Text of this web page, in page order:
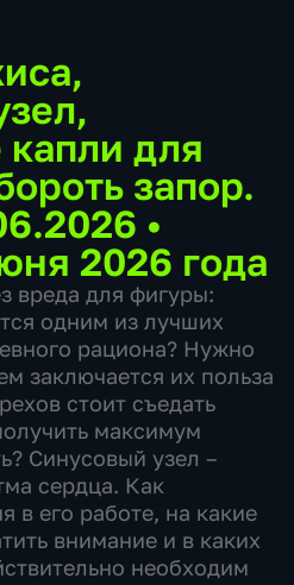
для
запор.
•
2026 года
вреда для фигуры:
одним из лучших
рациона? Нужно
заключается их польза
стоит съедать
максимум
Синусовый узел –
сердца. Как
в его работе, на какие
внимание и в каких
необходим